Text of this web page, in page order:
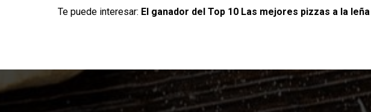
Te puede interesar: El ganador del Top 10 Las mejores pizzas a la